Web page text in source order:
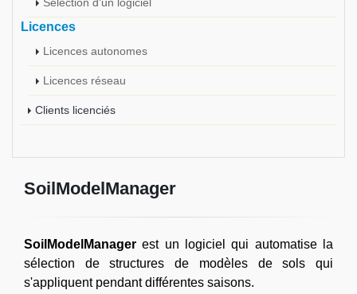
Licences
Licences autonomes
Licences réseau
Clients licenciés
SoilModelManager
SoilModelManager est un logiciel qui automatise la
sélection de structures de modèles de sols qui
s'appliquent pendant différentes saisons.